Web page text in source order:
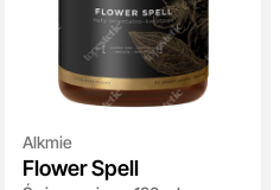
Alkmie
Flower Spell